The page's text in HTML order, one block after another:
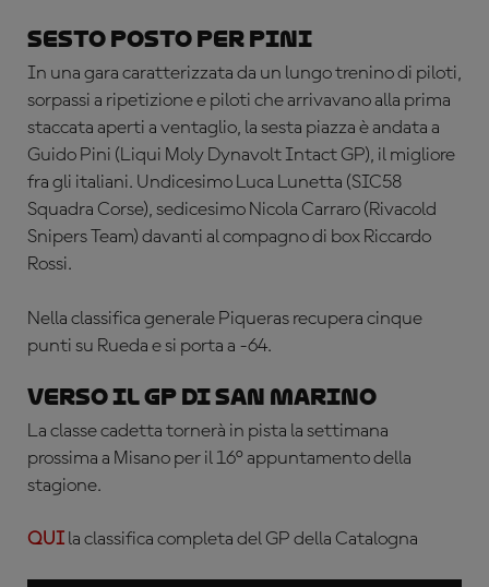
Sesto posto per Pini
In una gara caratterizzata da un lungo trenino di piloti,
sorpassi a ripetizione e piloti che arrivavano alla prima
staccata aperti a ventaglio, la sesta piazza è andata a
Guido Pini (Liqui Moly Dynavolt Intact GP), il migliore
fra gli italiani. Undicesimo Luca Lunetta (SIC58
Squadra Corse), sedicesimo Nicola Carraro (Rivacold
Snipers Team) davanti al compagno di box Riccardo
Rossi.
Nella classifica generale Piqueras recupera cinque
punti su Rueda e si porta a -64.
Verso il GP di San Marino
La classe cadetta tornerà in pista la settimana
prossima a Misano per il 16° appuntamento della
stagione.
QUI la classifica completa del GP della Catalogna